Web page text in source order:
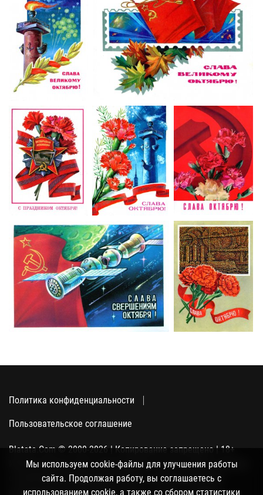
Политика конфиденциальности
Пользовательское соглашение
Blatata.Com © 2000-2026 | Копирование запрещено | 18+
Использование сайта подразумевает ваше полное согласие
с политикой конфиденциальности, пользовательским
соглашением и поддержкой куки, а также со сбором
Мы используем cookie-файлы для улучшения работы
сайта. Продолжая работу, вы соглашаетесь с
использованием cookie, а также со сбором статистики